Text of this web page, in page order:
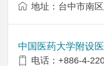
地址：台中市南
中国医药大学附设
电话：+886-4-